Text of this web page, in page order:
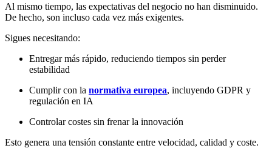
Al mismo tiempo, las expectativas del negocio no han disminuido.
De hecho, son incluso cada vez más exigentes.
Sigues necesitando:
Entregar más rápido, reduciendo tiempos sin perder
estabilidad
Cumplir con la normativa europea, incluyendo GDPR y
regulación en IA
Controlar costes sin frenar la innovación
Esto genera una tensión constante entre velocidad, calidad y coste.